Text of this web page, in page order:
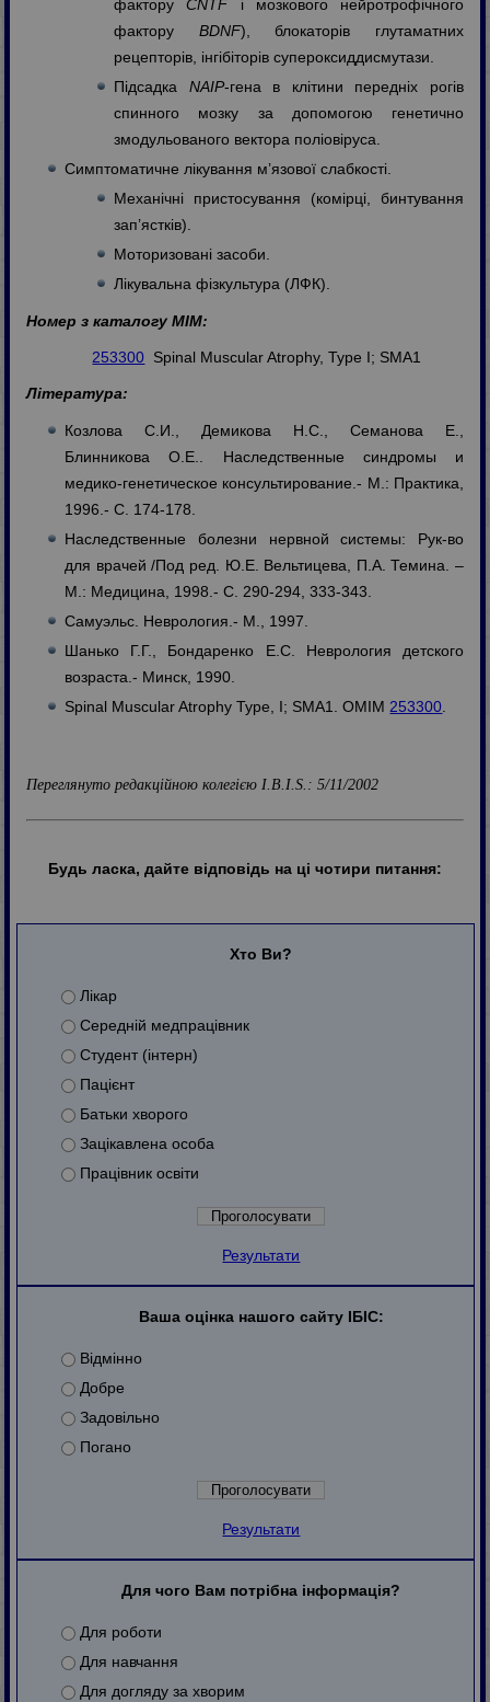
факторуCNTF і мозкового нейротрофічного
фактору BDNF), блокаторів глутаматних
рецепторів, інгібіторів супероксиддисмутази.
Підсадка NAIP-гена в клітини передніх рогів
спинного мозку за допомогою генетично
змодульованого вектора поліовіруса.
Симптоматичне лікування м’язової слабкості.
Механічні пристосування (комірці, бинтування
зап’ястків).
Моторизовані засоби.
Лікувальна фізкультура (ЛФК).
Номер з каталогу МІМ:
253300 Spinal Muscular Atrophy, Type I; SMA1
Література:
Козлова С.И., Демикова Н.С., Семанова Е.,
Блинникова О.Е.. Наследственные синдромы и
медико-генетическое консультирование.- М.: Практика,
1996.- С. 174-178.
Наследственные болезни нервной системы: Рук-во
для врачей /Под ред. Ю.Е. Вельтицева, П.А. Темина. –
М.: Медицина, 1998.- С. 290-294, 333-343.
Самуэльс. Неврология.- М., 1997.
Шанько Г.Г., Бондаренко Е.С. Неврология детского
возраста.- Минск, 1990.
Spinal Muscular Atrophy Type, I; SMA1. OMIM253300.
Переглянуто редакційною колегією I.B.I.S.: 5/11/2002
Будь ласка, дайте відповідь на ці чотири питання:
Хто Ви?
Лікар
Середній медпрацівник
Студент (інтерн)
Пацієнт
Батьки хворого
Зацікавлена особа
Працівник освіти
Результати
Ваша оцінка нашого сайту ІБІС:
Відмінно
Добре
Задовільно
Погано
Результати
Для чого Вам потрібна інформація?
Для роботи
Для навчання
Для догляду за хворим